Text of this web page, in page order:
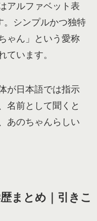
アルファベット表
。シンプルかつ独特
ゃん」という愛称
ています。
が日本語では指示
名前として聞くと
あのちゃんらしい
まとめ｜引きこ